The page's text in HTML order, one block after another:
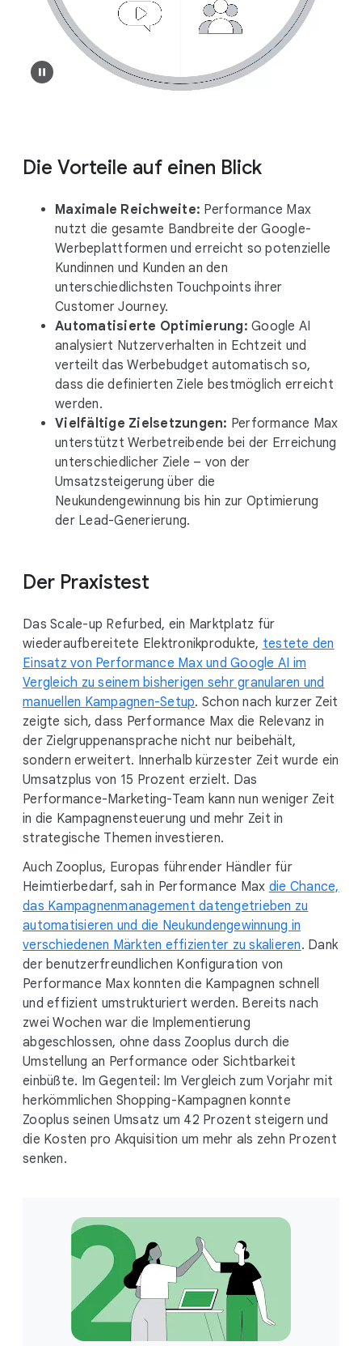
Die Vorteile auf einen Blick
Maximale Reichweite: Performance Max
nutzt die gesamte Bandbreite der Google-
Werbeplattformen und erreicht so potenzielle
Kundinnen und Kunden an den
unterschiedlichsten Touchpoints ihrer
Customer Journey.
Automatisierte Optimierung: Google AI
analysiert Nutzerverhalten in Echtzeit und
verteilt das Werbebudget automatisch so,
dass die definierten Ziele bestmöglich erreicht
werden.
Vielfältige Zielsetzungen: Performance Max
unterstützt Werbetreibende bei der Erreichung
unterschiedlicher Ziele – von der
Umsatzsteigerung über die
Neukundengewinnung bis hin zur Optimierung
der Lead-Generierung.
Der Praxistest
Das Scale-up Refurbed, ein Marktplatz für
wiederaufbereitete Elektronikprodukte, testete den
Einsatz von Performance Max und Google AI im
Vergleich zu seinem bisherigen sehr granularen und
manuellen Kampagnen-Setup. Schon nach kurzer Zeit
zeigte sich, dass Performance Max die Relevanz in
der Zielgruppenansprache nicht nur beibehält,
sondern erweitert. Innerhalb kürzester Zeit wurde ein
Umsatzplus von 15 Prozent erzielt. Das
Performance-Marketing-Team kann nun weniger Zeit
in die Kampagnensteuerung und mehr Zeit in
strategische Themen investieren.
Auch Zooplus, Europas führender Händler für
Heimtierbedarf, sah in Performance Max die Chance,
das Kampagnenmanagement datengetrieben zu
automatisieren und die Neukundengewinnung in
verschiedenen Märkten effizienter zu skalieren. Dank
der benutzerfreundlichen Konfiguration von
Performance Max konnten die Kampagnen schnell
und effizient umstrukturiert werden. Bereits nach
zwei Wochen war die Implementierung
abgeschlossen, ohne dass Zooplus durch die
Umstellung an Performance oder Sichtbarkeit
einbüßte. Im Gegenteil: Im Vergleich zum Vorjahr mit
herkömmlichen Shopping-Kampagnen konnte
Zooplus seinen Umsatz um 42 Prozent steigern und
die Kosten pro Akquisition um mehr als zehn Prozent
senken.